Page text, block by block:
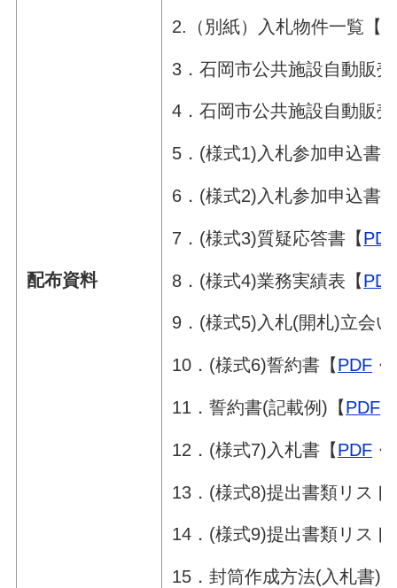
配布資料
2.（別紙）入札物件一覧【
3．石岡市公共施設自動販
4．石岡市公共施設自動販
5．(様式1)入札参加申込書(
6．(様式2)入札参加申込書(
7．(様式3)質疑応答書【
8．(様式4)業務実績表【
9．(様式5)入札(開札)立会
10．(様式6)誓約書【PDF ・
11．誓約書(記載例)【PDF
12．(様式7)入札書【PDF ・
13．(様式8)提出書類リスト
14．(様式9)提出書類リスト
15．封筒作成方法(入札書)